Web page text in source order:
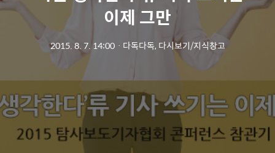
이제 그만
2015. 8. 7. 14:00ㆍ 다독다독, 다시보기/지식창고